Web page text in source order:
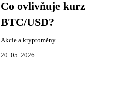
Co ovlivňuje kurz
BTC/USD?
Akcie a kryptoměny
20. 05. 2026